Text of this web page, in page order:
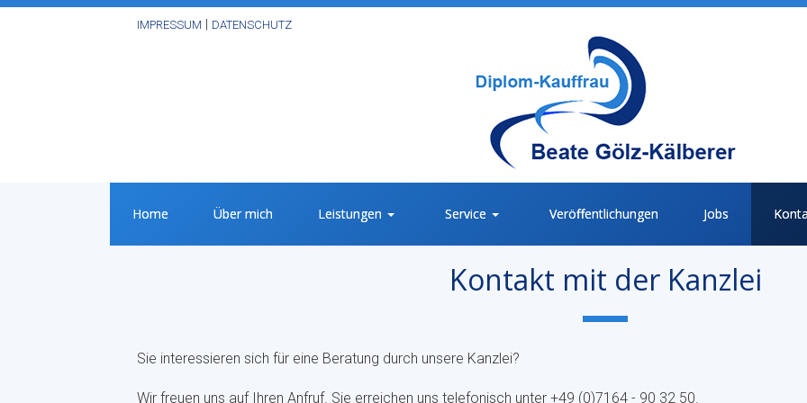
IMPRESSUM DATENSCHUTZ
Home Über mich Leistungen Service Veröffentlichungen Jobs
Kontakt mit der Kanzlei
Sie interessieren sich für eine Beratung durch unsere Kanzlei?
Wir freuen uns auf Ihren Anfruf. Sie erreichen uns telefonisch unter +49 (0)7164 - 90 32 50.